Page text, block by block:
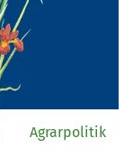
Agrarpolitik